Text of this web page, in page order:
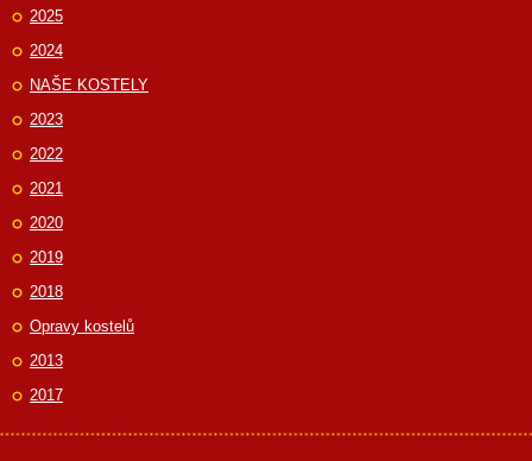
2025
2024
NAŠE KOSTELY
2023
2022
2021
2020
2019
2018
Opravy kostelů
2013
2017